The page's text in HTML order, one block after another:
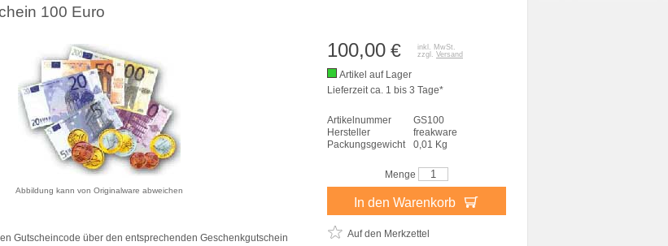
100 Euro
Abbildung kann von Originalware abweichen
Gutscheincode über den entsprechenden Geschenkgutschein
100,00 €
inkl. MwSt.
zzgl. Versand
Artikel auf Lager
Lieferzeit ca. 1 bis 3 Tage*
Artikelnummer
GS100
Hersteller
freakware
Packungsgewicht
0,01 Kg
Menge
In den Warenkorb
Auf den Merkzettel